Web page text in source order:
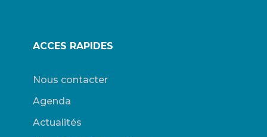
ACCES RAPIDES
Nous contacter
Agenda
Actualités